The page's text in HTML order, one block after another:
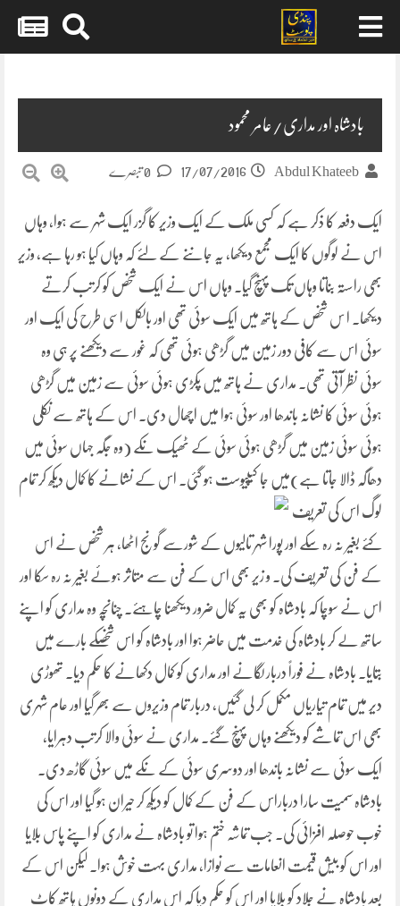
بادشاہ اور مداری/عامر محمود
Abdul Khateeb
17/07/2016
ایک دفعہ کا ذکر ہے کہ کسی ملک کے ایک وزیر کا گزر ایک شہر سے ہوا، وہاں
اس نے لوگوں کا ایک مجمع دیکھا، یہ جاننے کے لئے کہ وہاں کیا ہو رہا ہے، وزیر
بھی راستہ بناتا وہاں تک پہنچ گیا۔ وہاں اس نے ایک شخص کو کرتب کرتے
دیکھا۔ ا س شخص کے ہاتھ میں ایک سوئی تھی اور بالکل اسی طرح کی ایک اور
سوئی اس سے کافی دور زمین میں گڑھی ہوئی تھی کہ غور سے دیکھنے پر ہی وہ
سوئی نظر آتی تھی۔ مداری نے ہاتھ میں پکڑی ہوئی سوئی سے زمین میں گڑھی
ہوئی سوئی کا نشانہ باندھا اور سوئی ہوا میں اچھال دی۔ اس کے ہاتھ سے نکلی
ہوئی سوئی زمین میں گڑھی ہوئی سوئی کے ٹھیک نکے (وہ جگہ جہاں سوئی میں
دھاگہ ڈالا جاتا ہے)میں جا کیپیوست ہوگئی۔ اس کے نشانے کا کمال دیکھ کر تمام
لوگ اس کی تعریف
کئے بغیر نہ رہ سکے اور پورا شہر تالیوں کے شورسے گونج اٹھا، ہر شخص نے اس
کے فن کی تعریف کی۔ و زیر بھی اس کے فن سے متاثر ہوئے بغیر نہ رہ سکا اور
اس نے سوچا کہ بادشاہ کو بھی یہ کمال ضرور دیکھنا چاہئے۔ چنانچہ وہ مداری کو اپنے
ساتھ لے کر بادشاہ کی خدمت میں حاضر ہوا اور بادشاہ کو اس شخصکے بارے میں
بتایا۔ بادشاہ نے فوراً دربار لگانے اور مداری کو کمال دکھانے کا حکم دیا۔ تھوڑی
دیر میں تمام تیاریاں مکمل کر لی گئیں، دربار تمام وزیروں سے بھر گیا اور عام شہری
بھی اس تماشے کو دیکھنے وہاں پہنچ گئے۔ مداری نے سوئی والا کرتب دہرایا،
ایک سوئی سے نشانہ باندھا اور دوسری سوئی کے نکے میں سوئی گاڑھ دی۔
بادشاہ سمیت سارا درباراس کے فن کے کمال کو دیکھ کر حیران ہو گیا اور اس کی
خوب حوصلہ افزائی کی۔ جب تماشہ ختم ہوا تو بادشاہ نے مداری کو اپنے پاس بلایا
اور اس کو بیش قیمت انعامات سے نوازا، مداری بہت خوش ہوا۔ لیکن اس کے
بعد بادشاہ نے جلاد کو بلایا اور اس کو حکم دیا کہ اس مداری کے دونوں ہاتھ کاٹ